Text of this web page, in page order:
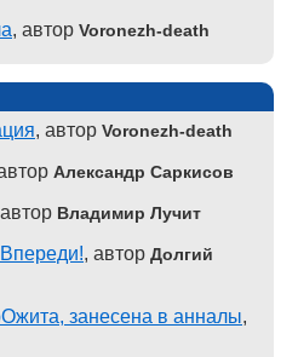
, автор Voronezh-death
, автор Voronezh-death
Александр Саркисов
Владимир Лучит
, автор Долгий
занесена в анналы,